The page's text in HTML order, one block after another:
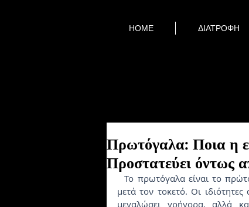
Πρωτόγαλα: Ποια η
Προστατεύει όντως
  Το πρωτόγαλα είναι το πρώτο γάλα που βγαίνει από τη μητέρα(ανθρώπων και ζώων)
μετά τον τοκετό. Οι
μεγαλώσει γρήγορα, αλλά
HOME ΔΙΑΤΡΟΦΗ